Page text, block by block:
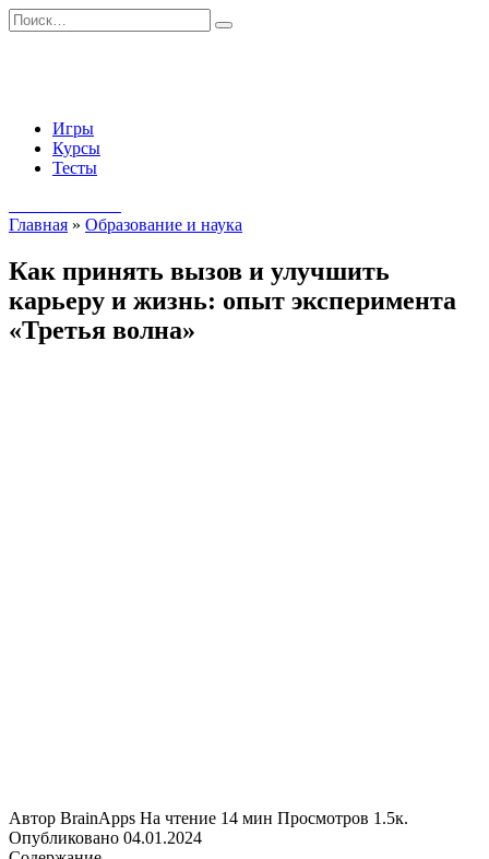
Перейти
к
Search
for:
Игры
Курсы
Тесты
Главная » Образование и наука
Как принять вызов и улучшить
карьеру и жизнь: опыт эксперимента
«Третья волна»
Автор BrainApps На чтение 14 мин Просмотров 1.5к.
Опубликовано 04.01.2024